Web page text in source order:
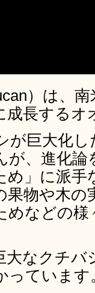
）は、
成長する
が巨大化
が、進化
め」に派
果物や木
めなどの
大なクチ
っています